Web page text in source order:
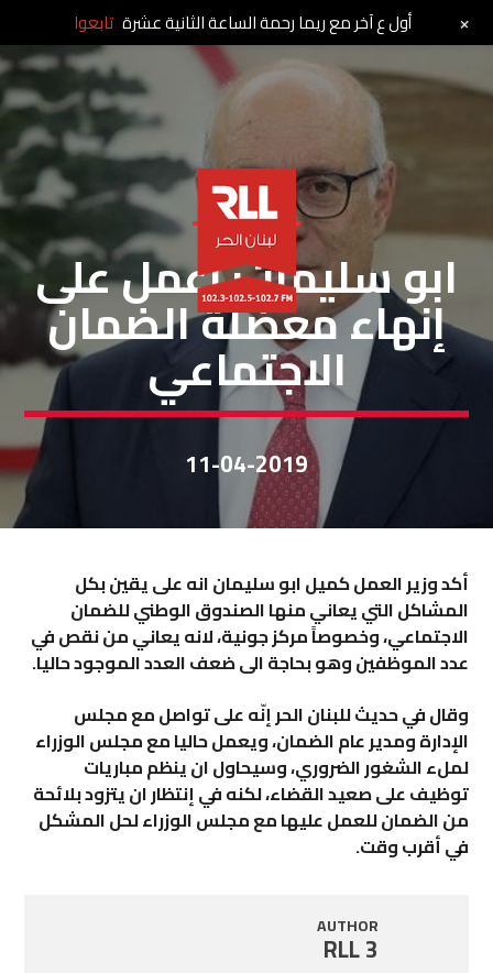
خاص لبنان الحر
ابو سليمان: أعمل على
إنهاء معضلة الضمان
الاجتماعي
11-04-2019
أكد وزير العمل كميل ابو سليمان انه على يقين بكل
المشاكل التي يعاني منها الصندوق الوطني للضمان
الاجتماعي، وخصوصاً مركز جونية، لانه يعاني من نقص في
عدد الموظفين وهو بحاجة الى ضعف العدد الموجود حاليا.
وقال في حديث للبنان الحر إنّه على تواصل مع مجلس
الإدارة ومدير عام الضمان، ويعمل حاليا مع مجلس الوزراء
لملء الشغور الضروري، وسيحاول ان ينظم مباريات
توظيف على صعيد القضاء، لكنه في إنتظار ان يتزود بلائحة
من الضمان للعمل عليها مع مجلس الوزراء لحل المشكل
في أقرب وقت.
AUTHOR
RLL 3
أول ع آخر مع ريما رحمة الساعة الثانية عشرة تابعوا +